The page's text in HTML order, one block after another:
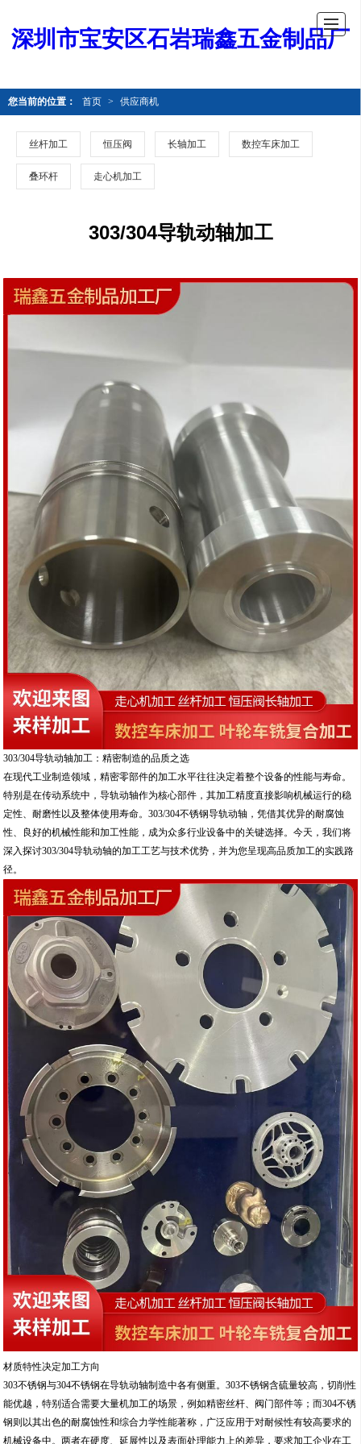
深圳市宝安区石岩瑞鑫五金制品厂
您当前的位置： 首页 > 供应商机
丝杆加工 恒压阀 长轴加工 数控车床加工
叠环杆 走心机加工
303/304导轨动轴加工
303/304导轨动轴加工：精密制造的品质之选
在现代工业制造领域，精密零部件的加工水平往往决定着整个设备的性能与寿命。
特别是在传动系统中，导轨动轴作为核心部件，其加工精度直接影响机械运行的稳
定性、耐磨性以及整体使用寿命。303/304不锈钢导轨动轴，凭借其优异的耐腐蚀
性、良好的机械性能和加工性能，成为众多行业设备中的关键选择。今天，我们将
深入探讨303/304导轨动轴的加工工艺与技术优势，并为您呈现高品质加工的实践路
径。
材质特性决定加工方向
303不锈钢与304不锈钢在导轨动轴制造中各有侧重。303不锈钢含硫量较高，切削性
能优越，特别适合需要大量机加工的场景，例如精密丝杆、阀门部件等；而304不锈
钢则以其出色的耐腐蚀性和综合力学性能著称，广泛应用于对耐候性有较高要求的
机械设备中。两者在硬度、延展性以及表面处理能力上的差异，要求加工企业在工